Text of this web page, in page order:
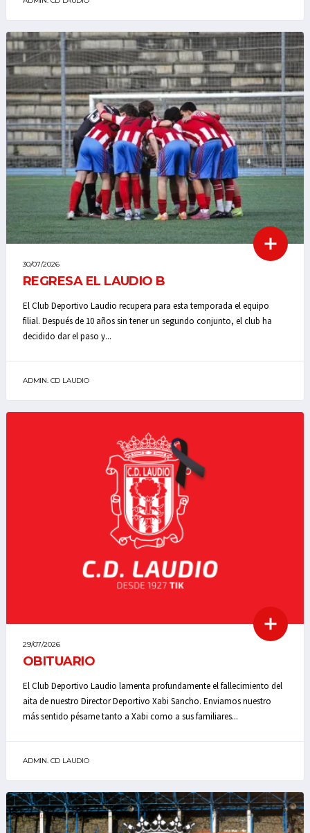
30/07/2026
REGRESA EL LAUDIO B
El Club Deportivo Laudio recupera para esta temporada el equipo
filial. Después de 10 años sin tener un segundo conjunto, el club ha
decidido dar el paso y...
ADMIN. CD LAUDIO
29/07/2026
OBITUARIO
El Club Deportivo Laudio lamenta profundamente el fallecimiento del
aita de nuestro Director Deportivo Xabi Sancho. Enviamos nuestro
más sentido pésame tanto a Xabi como a sus familiares...
ADMIN. CD LAUDIO